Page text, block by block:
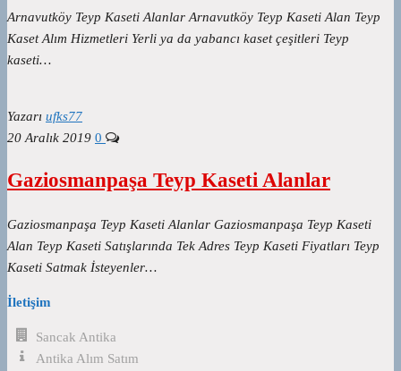
Arnavutköy Teyp Kaseti Alanlar Arnavutköy Teyp Kaseti Alan Teyp
Kaset Alım Hizmetleri Yerli ya da yabancı kaset çeşitleri Teyp
kaseti…
Yazarı ufks77
20 Aralık 2019 0
Gaziosmanpaşa Teyp Kaseti Alanlar
Gaziosmanpaşa Teyp Kaseti Alanlar Gaziosmanpaşa Teyp Kaseti
Alan Teyp Kaseti Satışlarında Tek Adres Teyp Kaseti Fiyatları Teyp
Kaseti Satmak İsteyenler…
İletişim
Sancak Antika
Antika Alım Satım